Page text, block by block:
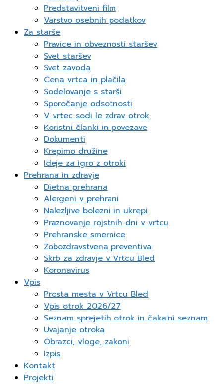
Predstavitveni film
Varstvo osebnih podatkov
Za starše
Pravice in obveznosti staršev
Svet staršev
Svet zavoda
Cena vrtca in plačila
Sodelovanje s starši
Sporočanje odsotnosti
V vrtec sodi le zdrav otrok
Koristni članki in povezave
Dokumenti
Krepimo družine
Ideje za igro z otroki
Prehrana in zdravje
Dietna prehrana
Alergeni v prehrani
Nalezljive bolezni in ukrepi
Praznovanje rojstnih dni v vrtcu
Prehranske smernice
Zobozdravstvena preventiva
Skrb za zdravje v Vrtcu Bled
Koronavirus
Vpis
Prosta mesta v Vrtcu Bled
Vpis otrok 2026/27
Seznam sprejetih otrok in čakalni seznam
Uvajanje otroka
Obrazci, vloge, zakoni
Izpis
Kontakt
Projekti